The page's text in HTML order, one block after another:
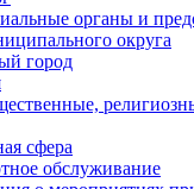
органы и
округа
город
сфера
обслуживание